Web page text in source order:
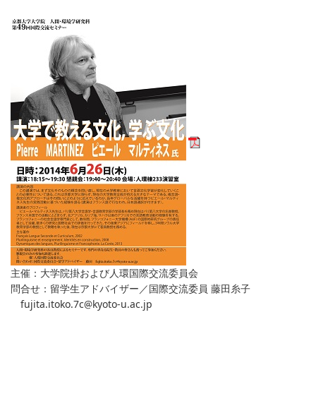
主催：大学院掛および人環国際交流委員会
問合せ：留学生アドバイザー／国際交流委員 藤田糸子
fujita.itoko.7c
kyoto-u.ac.jp